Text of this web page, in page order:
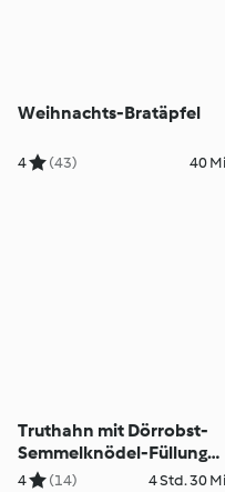
Weihnachts-Bratäpfel
4 (43) 40
Truthahn mit Dörrobst-
Semmelknödel-Füllung
und Cranberry-Sauce
4 (14) 4 Std. 30